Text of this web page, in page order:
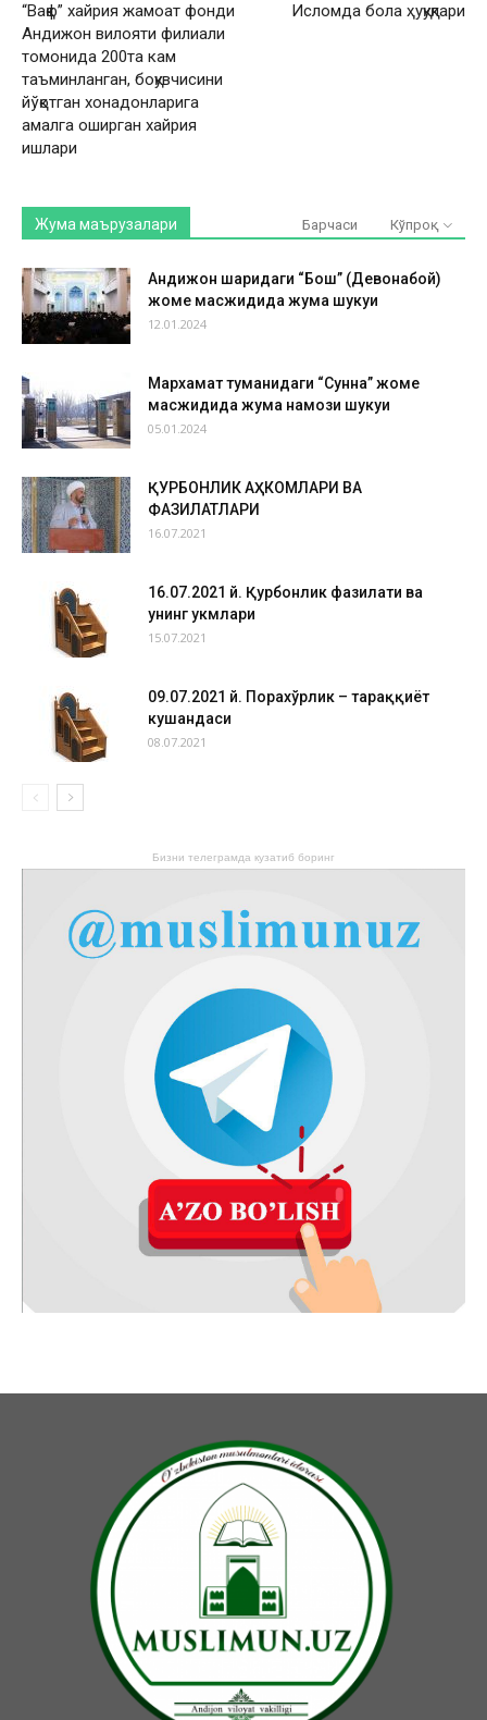
“Вақф” хайрия жамоат фонди
Андижон вилояти филиали
томонида 200та кам
таъминланган, боқувчисини
йўқотган хонадонларига
амалга оширган хайрия
ишлари
Исломда бола ҳуқуқлари
Жума маърузалари Барчаси Кўпроқ
Андижон шаҳридаги “Бош” (Девонабой)
жоме масжидида жума шукуҳи
12.01.2024
Мархамат туманидаги “Сунна” жоме
масжидида жума намози шукуҳи
05.01.2024
ҚУРБОНЛИК АҲКОМЛАРИ ВА
ФАЗИЛАТЛАРИ
16.07.2021
16.07.2021 й. Қурбонлик фазилати ва
унинг ҳукмлари
15.07.2021
09.07.2021 й. Порахўрлик – тараққиёт
кушандаси
08.07.2021
Бизни телеграмда кузатиб боринг